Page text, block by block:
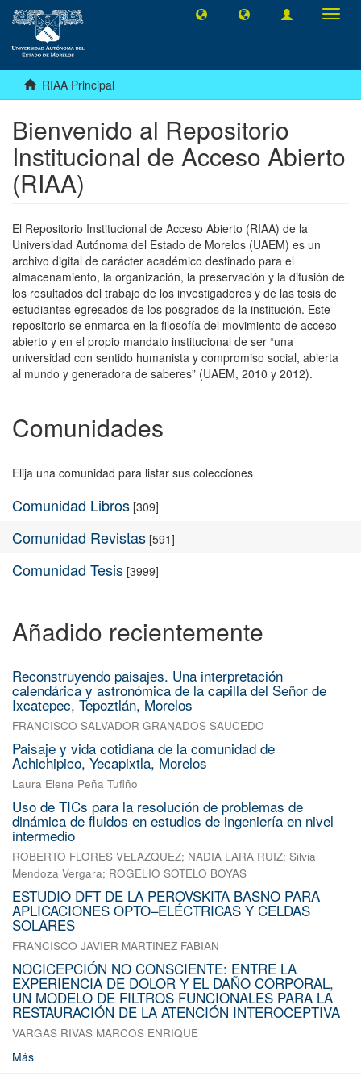
RIAA Principal
Bienvenido al Repositorio
Institucional de Acceso Abierto
(RIAA)
El Repositorio Institucional de Acceso Abierto (RIAA) de la
Universidad Autónoma del Estado de Morelos (UAEM) es un
archivo digital de carácter académico destinado para el
almacenamiento, la organización, la preservación y la difusión de
los resultados del trabajo de los investigadores y de las tesis de
estudiantes egresados de los posgrados de la institución. Este
repositorio se enmarca en la filosofía del movimiento de acceso
abierto y en el propio mandato institucional de ser “una
universidad con sentido humanista y compromiso social, abierta
al mundo y generadora de saberes” (UAEM, 2010 y 2012).
Comunidades
Elija una comunidad para listar sus colecciones
Comunidad Libros [309]
Comunidad Revistas [591]
Comunidad Tesis [3999]
Añadido recientemente
Reconstruyendo paisajes. Una interpretación
calendárica y astronómica de la capilla del Señor de
Ixcatepec, Tepoztlán, Morelos
FRANCISCO SALVADOR GRANADOS SAUCEDO
Paisaje y vida cotidiana de la comunidad de
Achichipico, Yecapixtla, Morelos
Laura Elena Peña Tufiño
Uso de TICs para la resolución de problemas de
dinámica de fluidos en estudios de ingeniería en nivel
intermedio
ROBERTO FLORES VELAZQUEZ; NADIA LARA RUIZ; Silvia
Mendoza Vergara; ROGELIO SOTELO BOYAS
ESTUDIO DFT DE LA PEROVSKITA BASNO PARA
APLICACIONES OPTO–ELÉCTRICAS Y CELDAS
SOLARES
FRANCISCO JAVIER MARTINEZ FABIAN
NOCICEPCIÓN NO CONSCIENTE: ENTRE LA
EXPERIENCIA DE DOLOR Y EL DAÑO CORPORAL,
UN MODELO DE FILTROS FUNCIONALES PARA LA
RESTAURACIÓN DE LA ATENCIÓN INTEROCEPTIVA
VARGAS RIVAS MARCOS ENRIQUE
Más